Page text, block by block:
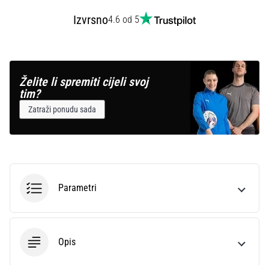
Izvrsno4.6 od 5
Želite li spremiti cijeli svoj
tim?
Zatraži ponudu sada
Parametri
Opis